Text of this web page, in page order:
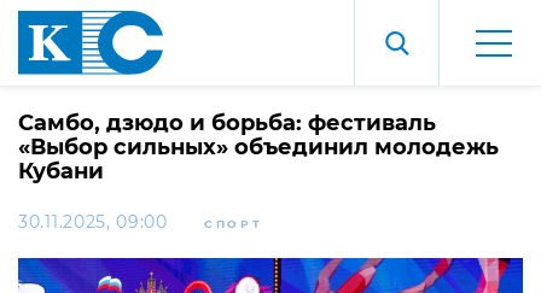
Самбо, дзюдо и борьба: фестиваль
«Выбор сильных» объединил молодежь
Кубани
30.11.2025, 09:00 СПОРТ